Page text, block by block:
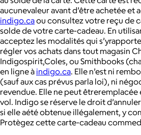
aucunevaleur avant d’être achetée et
indigo.caou consultez votre reçu de
solde de votre carte-cadeau. En
acceptez les modalités qui
régler vos achats dans tout magasin
Indigospirit,Coles, ou Smithbooks
en ligne à indigo.ca. Elle n’est ni
(sauf aux cas prévus parla loi), ni
revendue. Elle ne peut êtreremplacée
vol. Indigo se réserve le droit
si elle aété obtenue illégalement, y
Protègez cette carte-cadeau